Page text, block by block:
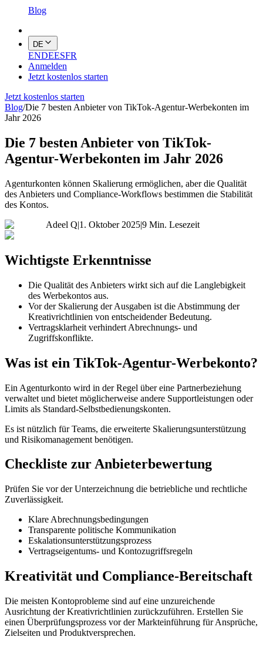
Blog
DE
ENDEESFR
Anmelden
Jetzt kostenlos starten
Jetzt kostenlos starten
Blog/Die 7 besten Anbieter von TikTok-Agentur-Werbekonten im
Jahr 2026
Die 7 besten Anbieter von TikTok-
Agentur-Werbekonten im Jahr 2026
Agenturkonten können Skalierung ermöglichen, aber die Qualität
des Anbieters und Compliance-Workflows bestimmen die Stabilität
des Kontos.
Adeel Q|1. Oktober 2025|9 Min. Lesezeit
Wichtigste Erkenntnisse
Die Qualität des Anbieters wirkt sich auf die Langlebigkeit
des Werbekontos aus.
Vor der Skalierung der Ausgaben ist die Abstimmung der
Kreativrichtlinien von entscheidender Bedeutung.
Vertragsklarheit verhindert Abrechnungs- und
Zugriffskonflikte.
Was ist ein TikTok-Agentur-Werbekonto?
Ein Agenturkonto wird in der Regel über eine Partnerbeziehung
verwaltet und bietet möglicherweise andere Supportleistungen oder
Limits als Standard-Selbstbedienungskonten.
Es ist nützlich für Teams, die erweiterte Skalierungsunterstützung
und Risikomanagement benötigen.
Checkliste zur Anbieterbewertung
Prüfen Sie vor der Unterzeichnung die betriebliche und rechtliche
Zuverlässigkeit.
Klare Abrechnungsbedingungen
Transparente politische Kommunikation
Eskalationsunterstützungsprozess
Vertragseigentums- und Kontozugriffsregeln
Kreativität und Compliance-Bereitschaft
Die meisten Kontoprobleme sind auf eine unzureichende
Ausrichtung der Kreativrichtlinien zurückzuführen. Erstellen Sie
einen Überprüfungsprozess vor der Markteinführung für Ansprüche,
Zielseiten und Produktversprechen.